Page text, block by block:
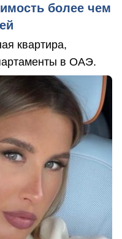
более чем
квартира,
в ОАЭ.